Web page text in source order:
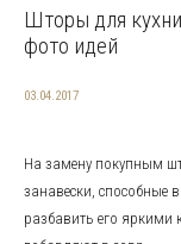
Шторы для
фото идей
03.04.2017
На замену покупным
занавески, способные
разбавить его